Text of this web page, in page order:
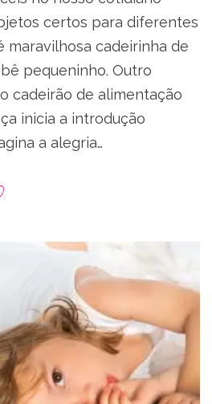
certos para diferentes
maravilhosa cadeirinha de
pequeninho. Outro
cadeirão de alimentação
inicia a introdução
a alegria…